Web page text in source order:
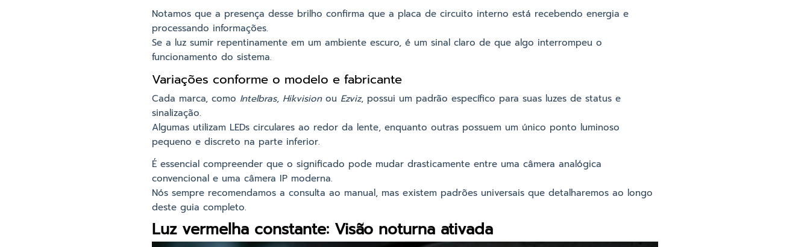
Notamos que a presença desse brilho confirma que a placa de circuito interno está recebendo energia e
processando informações.
Se a luz sumir repentinamente em um ambiente escuro, é um sinal claro de que algo interrompeu o
funcionamento do sistema.
Variações conforme o modelo e fabricante
Cada marca, como Intelbras, Hikvisionou Ezviz, possui um padrão específico para suas luzes de status e
sinalização.
Algumas utilizam LEDs circulares ao redor da lente, enquanto outras possuem um único ponto luminoso
pequeno e discreto na parte inferior.
É essencial compreender que o significado pode mudar drasticamente entre uma câmera analógica
convencional e uma câmera IP moderna.
Nós sempre recomendamos a consulta ao manual, mas existem padrões universais que detalharemos ao longo
deste guia completo.
Luz vermelha constante: Visão noturna ativada